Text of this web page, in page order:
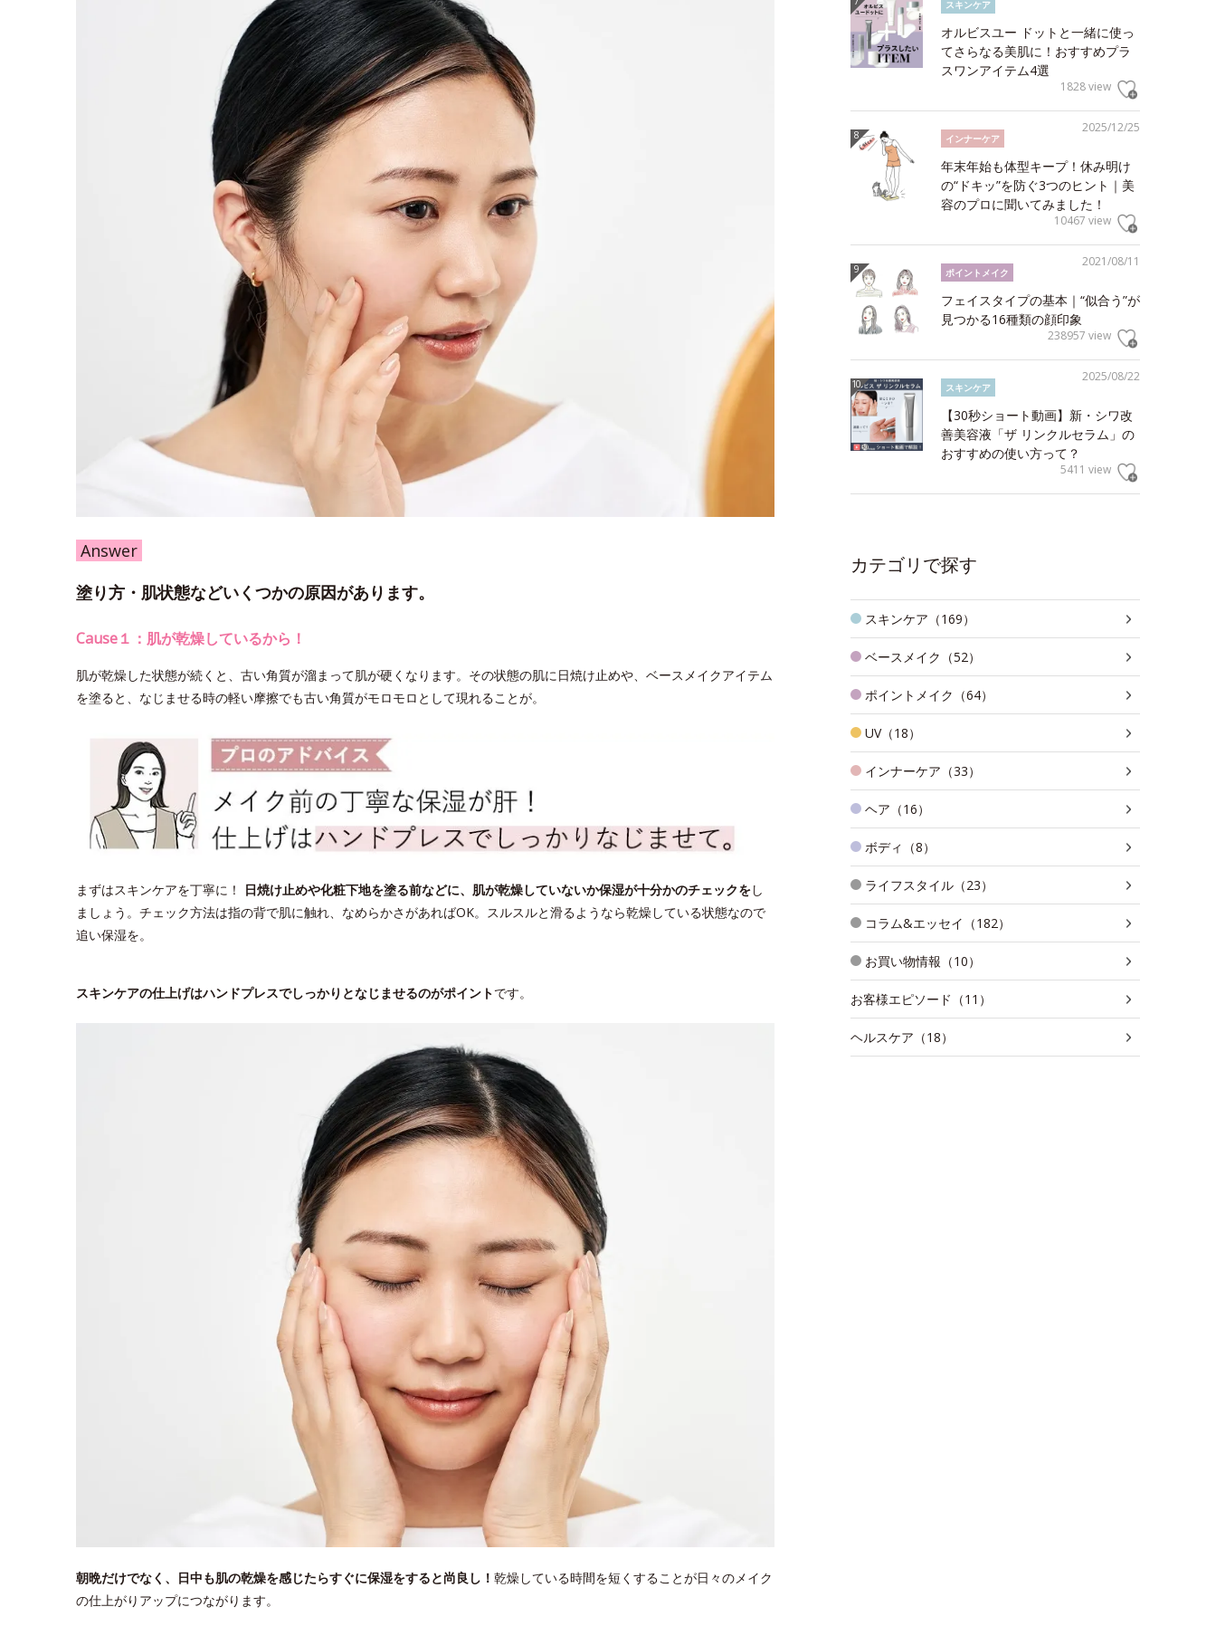
Answer
塗り方・肌状態などいくつかの原因があります。
Cause１：肌が乾燥しているから！
肌が乾燥した状態が続くと、古い角質が溜まって肌が硬くなります。その状態の肌に日焼け止めや、ベースメイクアイテム
を塗ると、なじませる時の軽い摩擦でも古い角質がモロモロとして現れることが。
まずはスキンケアを丁寧に！ 日焼け止めや化粧下地を塗る前などに、肌が乾燥していないか保湿が十分かのチェックをし
ましょう。チェック方法は指の背で肌に触れ、なめらかさがあればOK。スルスルと滑るようなら乾燥している状態なので
追い保湿を。
スキンケアの仕上げはハンドプレスでしっかりとなじませるのがポイントです。
朝晩だけでなく、日中も肌の乾燥を感じたらすぐに保湿をすると尚良し！ 乾燥している時間を短くすることが日々のメイク
の仕上がりアップにつながります。
スキンケア
オルビスユー ドットと一緒に使っ
てさらなる美肌に！おすすめプラ
スワンアイテム4選
1828 view
2025/12/25
インナーケア
年末年始も体型キープ！休み明け
の“ドキッ”を防ぐ3つのヒント｜美
容のプロに聞いてみました！
10467 view
2021/08/11
ポイントメイク
フェイスタイプの基本｜“似合う”が
見つかる16種類の顔印象
238957 view
2025/08/22
スキンケア
【30秒ショート動画】新・シワ改
善美容液「ザ リンクルセラム」の
おすすめの使い方って？
5411 view
カテゴリで探す
スキンケア（169）
ベースメイク（52）
ポイントメイク（64）
UV（18）
インナーケア（33）
ヘア（16）
ボディ（8）
ライフスタイル（23）
コラム&エッセイ（182）
お買い物情報（10）
お客様エピソード（11）
ヘルスケア（18）